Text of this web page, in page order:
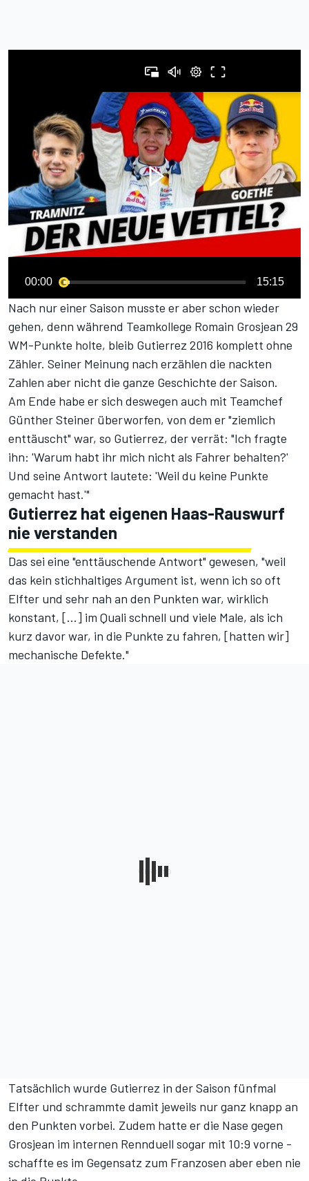
00:00 15:15
Nach nur einer Saison musste er aber schon wieder
gehen, denn während Teamkollege Romain Grosjean 29
WM-Punkte holte, bleib Gutierrez 2016 komplett ohne
Zähler. Seiner Meinung nach erzählen die nackten
Zahlen aber nicht die ganze Geschichte der Saison.
Am Ende habe er sich deswegen auch mit Teamchef
Günther Steiner überworfen, von dem er "ziemlich
enttäuscht" war, so Gutierrez, der verrät: "Ich fragte
ihn: 'Warum habt ihr mich nicht als Fahrer behalten?'
Und seine Antwort lautete: 'Weil du keine Punkte
gemacht hast.'"
Gutierrez hat eigenen Haas-Rauswurf
nie verstanden
Das sei eine "enttäuschende Antwort" gewesen, "weil
das kein stichhaltiges Argument ist, wenn ich so oft
Elfter und sehr nah an den Punkten war, wirklich
konstant, [...] im Quali schnell und viele Male, als ich
kurz davor war, in die Punkte zu fahren, [hatten wir]
mechanische Defekte."
Tatsächlich wurde Gutierrez in der Saison fünfmal
Elfter und schrammte damit jeweils nur ganz knapp an
den Punkten vorbei. Zudem hatte er die Nase gegen
Grosjean im internen Rennduell sogar mit 10:9 vorne -
schaffte es im Gegensatz zum Franzosen aber eben nie